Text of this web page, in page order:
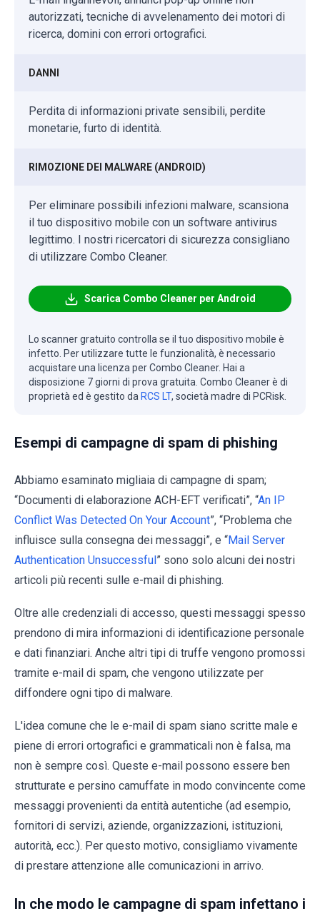
autorizzati, tecniche di avvelenamento dei motori di
ricerca, domini con errori ortografici.
DANNI
Perdita di informazioni private sensibili, perdite
monetarie, furto di identità.
RIMOZIONE DEI MALWARE (ANDROID)
Per eliminare possibili infezioni malware, scansiona
il tuo dispositivo mobile con un software antivirus
legittimo. I nostri ricercatori di sicurezza consigliano
di utilizzare Combo Cleaner.
Scarica Combo Cleaner per Android
Lo scanner gratuito controlla se il tuo dispositivo mobile è
infetto. Per utilizzare tutte le funzionalità, è necessario
acquistare una licenza per Combo Cleaner. Hai a
disposizione 7 giorni di prova gratuita. Combo Cleaner è di
proprietà ed è gestito da RCS LT, società madre di PCRisk.
Esempi di campagne di spam di phishing
Abbiamo esaminato migliaia di campagne di spam;
“Documenti di elaborazione ACH-EFT verificati”, “An IP
Conflict Was Detected On Your Account”, “Problema che
influisce sulla consegna dei messaggi”, e “Mail Server
Authentication Unsuccessful” sono solo alcuni dei nostri
articoli più recenti sulle e-mail di phishing.
Oltre alle credenziali di accesso, questi messaggi spesso
prendono di mira informazioni di identificazione personale
e dati finanziari. Anche altri tipi di truffe vengono promossi
tramite e-mail di spam, che vengono utilizzate per
diffondere ogni tipo di malware.
L'idea comune che le e-mail di spam siano scritte male e
piene di errori ortografici e grammaticali non è falsa, ma
non è sempre così. Queste e-mail possono essere ben
strutturate e persino camuffate in modo convincente come
messaggi provenienti da entità autentiche (ad esempio,
fornitori di servizi, aziende, organizzazioni, istituzioni,
autorità, ecc.). Per questo motivo, consigliamo vivamente
di prestare attenzione alle comunicazioni in arrivo.
In che modo le campagne di spam infettano i